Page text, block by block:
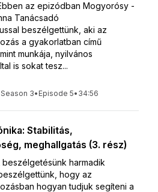
az epizódban Mogyorósy -
Tanácsadó
beszélgettünk, aki az
a gyakorlatban című
munkája, nyilvános
is sokat tesz...
Season 3• Episode 5• 34:56
Stabilitás,
meghallgatás (3. rész)
harmadik
hogy az
hogyan tudjuk segíteni a